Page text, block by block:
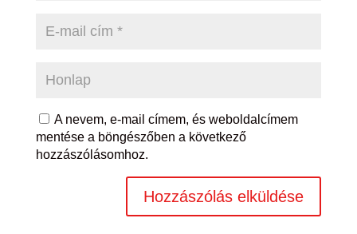
A nevem, e-mail címem, és weboldalcímem
mentése a böngészőben a következő
hozzászólásomhoz.